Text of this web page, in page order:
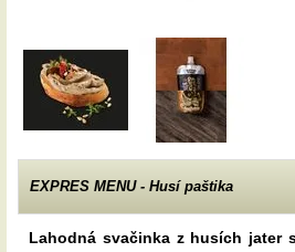
EXPRES MENU - Husí paštika
Lahodná svačinka z husích jater